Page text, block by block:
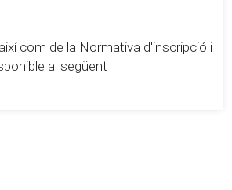
com de la Normativa d'inscripció i
al següent